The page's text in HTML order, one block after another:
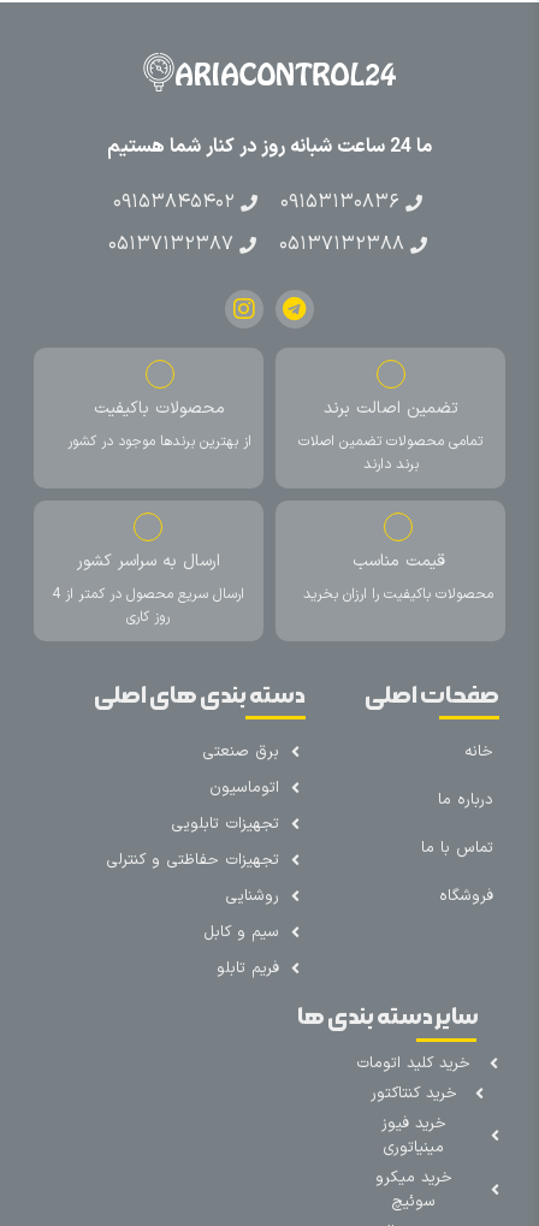
ما 24 ساعت شبانه روز در کنار شما هستیم
۰۹۱۵۳۱۳۰۸۳۶
۰۹۱۵۳۸۴۵۴۰۲
۰۵۱۳۷۱۳۲۳۸۸
۰۵۱۳۷۱۳۲۳۸۷
تضمین اصالت برند
تمامی محصولات تضمین اصلات
برند دارند
محصولات باکیفیت
از بهترین برندها موجود در کشور
قیمت مناسب
محصولات باکیفیت را ارزان بخرید
ارسال به سراسر کشور
ارسال سریع محصول در کمتر از 4
روز کاری
صفحات اصلی
خانه
درباره ما
تماس با ما
فروشگاه
دسته بندی های اصلی
برق صنعتی
اتوماسیون
تجهیزات تابلویی
تجهیزات حفاظتی و کنترلی
روشنایی
سیم و کابل
فریم تابلو
سایر دسته بندی ها
خرید کلید اتومات
خرید کنتاکتور
خرید فیوز
مینیاتوری
خرید میکرو
سوئیچ